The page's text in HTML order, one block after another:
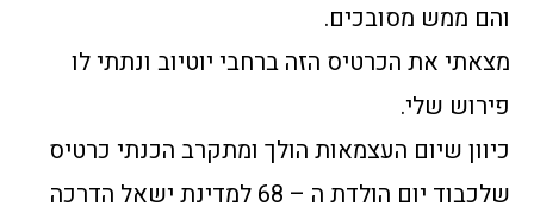
והם ממש מסובכים.
מצאתי את הכרטיס הזה ברחבי יוטיוב ונתתי לו
פירוש שלי.
כיוון שיום העצמאות הולך ומתקרב הכנתי כרטיס
שלכבוד יום הולדת ה – 68 למדינת ישאל הדרכה